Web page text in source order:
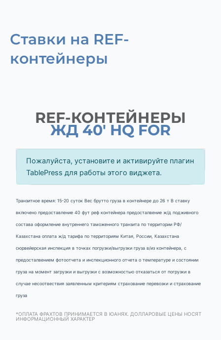
Ставки на REF-
контейнеры
REF-КОНТЕЙНЕРЫ
ЖД 40' HQ FOR
Пожалуйста, установите и активируйте плагин
TablePress для работы этого виджета.
Транзитное время: 15-20 суток Вес брутто груза в контейнере до 26 т В ставку
включено предоставление 40 фут реф контейнера предосталвение ж/д подживного
состава оформление внутреннего таможенного транзита по территории РФ/
Казахстана оплата ж/д тарифа по территориям Китая, России, Казахстана
сюрвейерская инспекция в точках погрузки/выгрузки груза в/из контейнера, с
предосталвением фотоотчета и инспекционного отчета о температуре и состоянии
груза на момент загрузки и выгрузки с возможностью отказаться от погрузки в
случае несоотвествия заявленным критериям страхование перевозки и страхование
груза
*ОПЛАТА ФРАХТОВ ПРИНИМАЕТСЯ В ЮАНЯХ. ДОЛЛАРОВЫЕ ЦЕНЫ НОСЯТ
ИНФОРМАЦИОННЫЙ ХАРАКТЕР